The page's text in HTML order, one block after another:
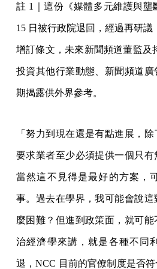
註 1｜這份《媒體多元維護與壟
15 日被行政院退回，經過再研議
增訂條文，未來新聞頻道董監及
投資其他行業動態、新聞頻道
期揭露供外界參考。
「努力到現在還是有點進展，
要求業者至少必須提供一個只有
當然這不見得是最好的方案，
事。過去在學界，我可能會說
麼困難？但進到政策面，就可
治經濟學來講，就是各種不同
退，NCC 目前的官僚制度是否